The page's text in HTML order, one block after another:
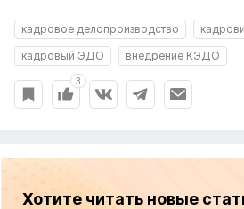
кадровое делопроизводство
кадровый ЭДО
внедрение КЭДО
3
Хотите читать новые